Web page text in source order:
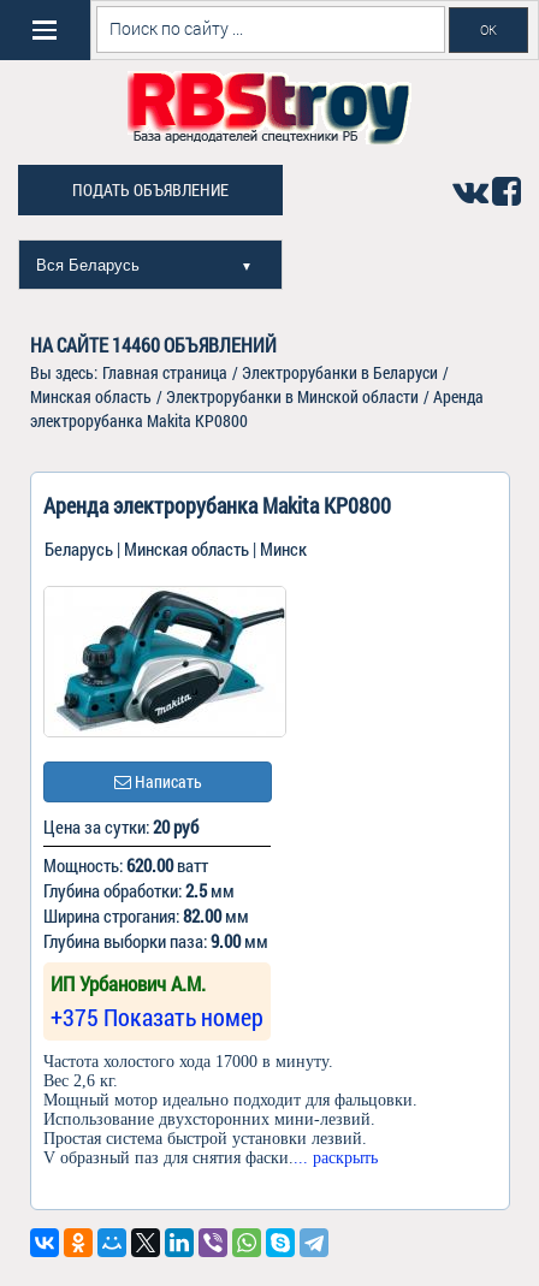
ПОДАТЬ ОБЪЯВЛЕНИЕ
Вся Беларусь ▼
НА САЙТЕ14460ОБЪЯВЛЕНИЙ
Вы здесь: Главная страница / Электрорубанки в Беларуси /
Минская область / Электрорубанки в Минской области /Аренда
электрорубанка Makita KP0800
Аренда электрорубанка Makita KP0800
Беларусь | Минская область | Минск
Написать
Цена за сутки:20 руб
Мощность:620.00ватт
Глубина обработки:2.5мм
Ширина строгания:82.00мм
Глубина выборки паза:9.00мм
ИП Урбанович А.М.
+375 Показать номер
Частота холостого хода 17000 в минуту.
Вес 2,6 кг.
Мощный мотор идеально подходит для фальцовки.
Использование двухсторонних мини-лезвий.
Простая система быстрой установки лезвий.
V образный паз для снятия фаски.... раскрыть